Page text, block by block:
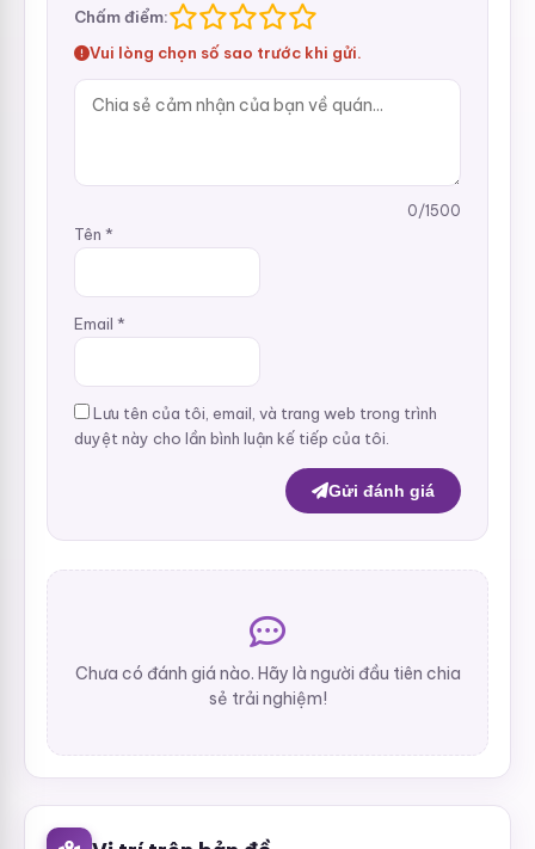
Chấm điểm:
Vui lòng chọn số sao trước khi gửi.
0/1500
Tên *
Email *
Lưu tên của tôi, email, và trang web trong trình
duyệt này cho lần bình luận kế tiếp của tôi.
Gửi đánh giá
Chưa có đánh giá nào. Hãy là người đầu tiên chia
sẻ trải nghiệm!